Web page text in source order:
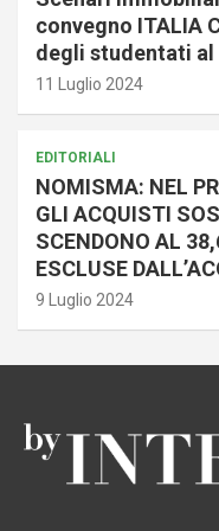
convegno ITALIA
degli studentati al
11 Luglio 2024
EDITORIALI
NOMISMA: NEL
GLI ACQUISTI
SCENDONO AL
ESCLUSE
9 Luglio 2024